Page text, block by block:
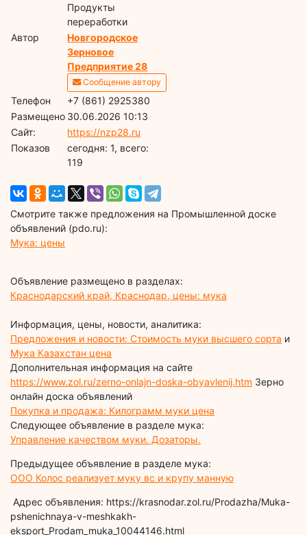
Продукты
переработки
Автор
Новгородское
Зерновое
Предприятие 28
Сообщение автору
Телефон
+7 (861) 2925380
Размещено 30.06.2026 10:13
Сайт:
https://nzp28.ru
Показов
cегодня: 1, всего:
119
Смотрите также предложения на Промышленной доске
объявлений (pdo.ru):
Мука: цены
Объявление размещено в разделах:
Краснодарский край, Краснодар, цены: мука
Информация, цены, новости, аналитика:
Предложения и новости: Стоимость муки высшего сорта и
Мука Казахстан цена
Дополнительная информация на сайте
https://www.zol.ru/zerno-onlajn-doska-obyavlenij.htm Зерно
онлайн доска объявлений
Покупка и продажа: Килограмм муки цена
Следующее объявление в разделе мука:
Управление качеством муки. Дозаторы.
Предыдущее объявление в разделе мука:
ООО Колос реализует муку вс и крупу манную
Адрес объявления: https://krasnodar.zol.ru/Prodazha/Muka-
pshenichnaya-v-meshkakh-
eksport_Prodam_muka_10044146.html